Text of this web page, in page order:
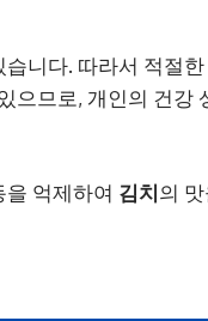
니다. 따라서 적절
으므로, 개인의 건강
을 억제하여 김치의